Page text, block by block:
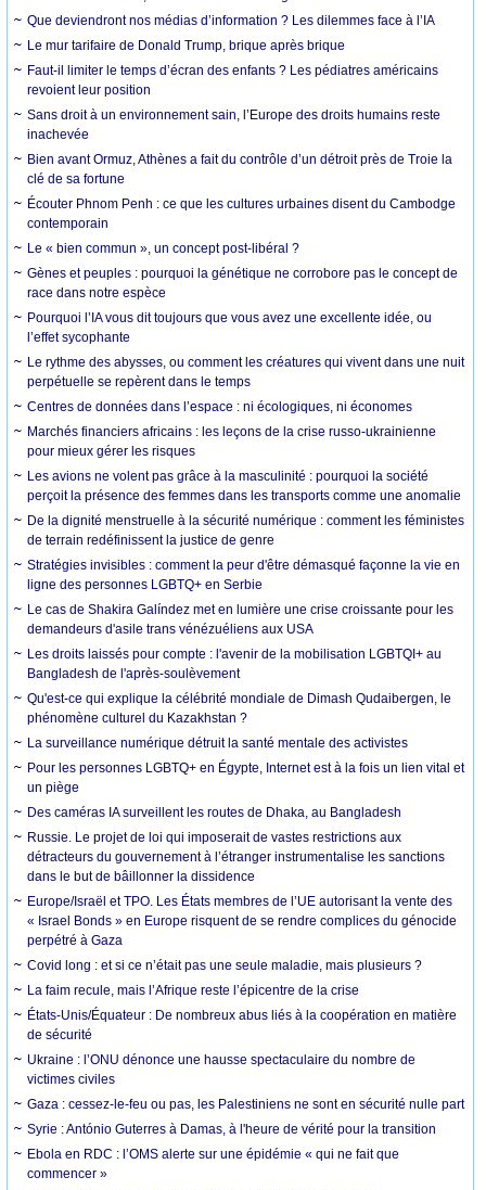
Que deviendront nos médias d’information ? Les dilemmes face à l’IA
Le mur tarifaire de Donald Trump, brique après brique
Faut-il limiter le temps d’écran des enfants ? Les pédiatres américains
revoient leur position
Sans droit à un environnement sain, l’Europe des droits humains reste
inachevée
Bien avant Ormuz, Athènes a fait du contrôle d’un détroit près de Troie la
clé de sa fortune
Écouter Phnom Penh : ce que les cultures urbaines disent du Cambodge
contemporain
Le « bien commun », un concept post-libéral ?
Gènes et peuples : pourquoi la génétique ne corrobore pas le concept de
race dans notre espèce
Pourquoi l’IA vous dit toujours que vous avez une excellente idée, ou
l’effet sycophante
Le rythme des abysses, ou comment les créatures qui vivent dans une nuit
perpétuelle se repèrent dans le temps
Centres de données dans l’espace : ni écologiques, ni économes
Marchés financiers africains : les leçons de la crise russo-ukrainienne
pour mieux gérer les risques
Les avions ne volent pas grâce à la masculinité : pourquoi la société
perçoit la présence des femmes dans les transports comme une anomalie
De la dignité menstruelle à la sécurité numérique : comment les féministes
de terrain redéfinissent la justice de genre
Stratégies invisibles : comment la peur d'être démasqué façonne la vie en
ligne des personnes LGBTQ+ en Serbie
Le cas de Shakira Galíndez met en lumière une crise croissante pour les
demandeurs d'asile trans vénézuéliens aux USA
Les droits laissés pour compte : l'avenir de la mobilisation LGBTQI+ au
Bangladesh de l'après-soulèvement
Qu'est-ce qui explique la célébrité mondiale de Dimash Qudaibergen, le
phénomène culturel du Kazakhstan ?
La surveillance numérique détruit la santé mentale des activistes
Pour les personnes LGBTQ+ en Égypte, Internet est à la fois un lien vital et
un piège
Des caméras IA surveillent les routes de Dhaka, au Bangladesh
Russie. Le projet de loi qui imposerait de vastes restrictions aux
détracteurs du gouvernement à l’étranger instrumentalise les sanctions
dans le but de bâillonner la dissidence
Europe/Israël et TPO. Les États membres de l’UE autorisant la vente des
« Israel Bonds » en Europe risquent de se rendre complices du génocide
perpétré à Gaza
Covid long : et si ce n’était pas une seule maladie, mais plusieurs ?
La faim recule, mais l’Afrique reste l’épicentre de la crise
États-Unis/Équateur : De nombreux abus liés à la coopération en matière
de sécurité
Ukraine : l’ONU dénonce une hausse spectaculaire du nombre de
victimes civiles
Gaza : cessez-le-feu ou pas, les Palestiniens ne sont en sécurité nulle part
Syrie : António Guterres à Damas, à l'heure de vérité pour la transition
Ebola en RDC : l’OMS alerte sur une épidémie « qui ne fait que
commencer »